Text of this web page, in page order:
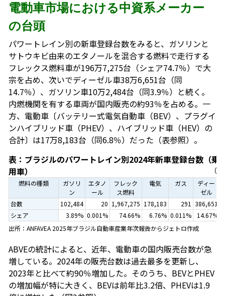
電動車市場における中資系メーカー
の台頭
パワートレイン別の新車登録台数をみると、ガソリンと
サトウキビ由来のエタノールを混合する燃料で走行する
フレックス燃料車が196万7,275台（シェア74.7％）で大
宗を占め、次いでディーゼル車38万6,651台（同
14.7％）、ガソリン車10万2,484台（同3.9％）と続く。
内燃機関を有する車両が国内販売の約93％を占める。一
方、電動車〔バッテリー式電気自動車（BEV）、プラグイ
ンハイブリッド車（PHEV）、ハイブリッド車（HEV）の
合計〕は17万8,183台（同6.8％）だった（表参照）。
表：ブラジルのパワートレイン別2024年新車登録台数（乗
用車）
（
燃料の種類
ガソリ
ン
エタノ
ール
フレック
ス燃料
電気 ガス
ディー
ゼル
台数
102,484 20 1,967,275 178,183 291 386,651
シェア
3.89% 0.001% 74.66% 6.76% 0.011%
14.67%
出所：ANFAVEA 2025年ブラジル自動車産業年次報告からジェトロ作成
ABVEの統計によると、近年、電動車の国内販売台数が急
増している。2024年の販売台数は過去最多を更新し、
2023年と比べて約90％増加した。そのうち、BEVとPHEV
の増加幅が特に大きく、BEVは前年比3.2倍、PHEVは1.9